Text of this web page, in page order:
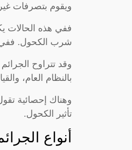
ويقوم بتصرفات
ففي هذه الحالات
شرب الكحول. ففي
وقد تتراوح
بالنظام العام،
تأثير الكحول.
أنواع